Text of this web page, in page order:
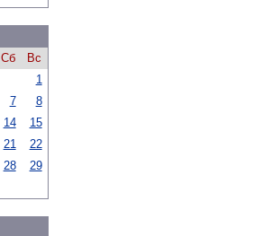
Сб
Вс
1
7
8
14
15
21
22
28
29